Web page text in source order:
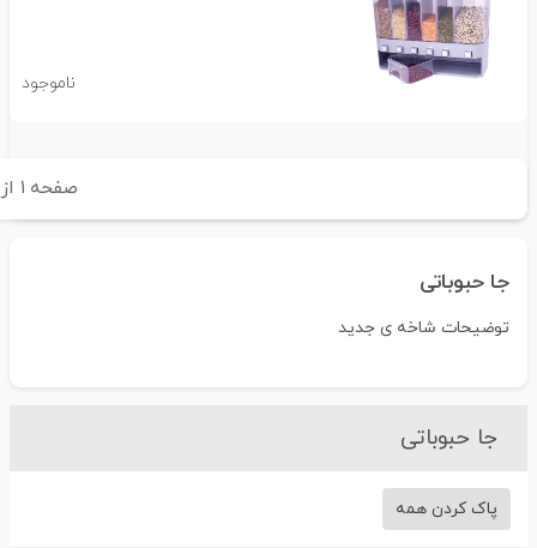
ناموجود
صفحه ۱ از ۱
جا حبوباتی
توضیحات شاخه ی جدید
جا حبوباتی
پاک کردن همه